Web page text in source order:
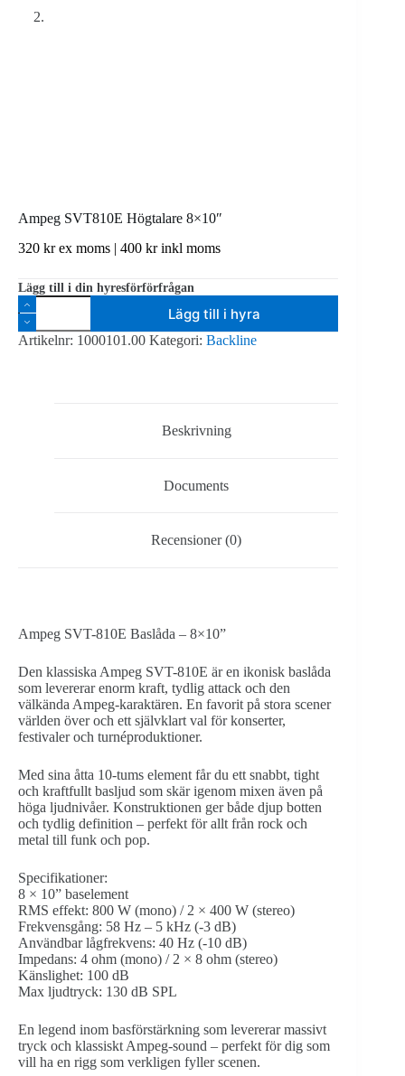
Ampeg SVT810E Högtalare 8×10″
320 krex moms | 400 krinkl moms
Lägg till i din hyresförförfrågan
Ampeg
SVT810E
Högtalare
8x10"
Lägg till i hyra
Artikelnr: 1000101.00 Kategori: Backline
Beskrivning
Documents
Recensioner (0)
Ampeg SVT-810E Baslåda – 8×10”
Den klassiska Ampeg SVT-810E är en ikonisk baslåda
som levererar enorm kraft, tydlig attack och den
välkända Ampeg-karaktären. En favorit på stora scener
världen över och ett självklart val för konserter,
festivaler och turnéproduktioner.
Med sina åtta 10-tums element får du ett snabbt, tight
och kraftfullt basljud som skär igenom mixen även på
höga ljudnivåer. Konstruktionen ger både djup botten
och tydlig definition – perfekt för allt från rock och
metal till funk och pop.
Specifikationer:
8 × 10” baselement
RMS effekt: 800 W (mono) / 2 × 400 W (stereo)
Frekvensgång: 58 Hz – 5 kHz (-3 dB)
Användbar lågfrekvens: 40 Hz (-10 dB)
Impedans: 4 ohm (mono) / 2 × 8 ohm (stereo)
Känslighet: 100 dB
Max ljudtryck: 130 dB SPL
En legend inom basförstärkning som levererar massivt
tryck och klassiskt Ampeg-sound – perfekt för dig som
vill ha en rigg som verkligen fyller scenen.